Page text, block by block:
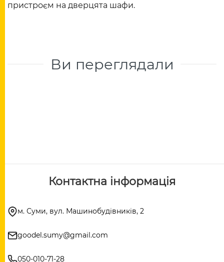
пристроєм на дверцята шафи.
Ви переглядали
Контактна інформація
м. Суми, вул. Машинобудівників, 2
goodel.sumy@gmail.com
050-010-71-28